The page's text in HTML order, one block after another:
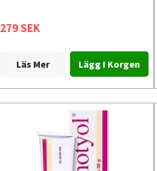
279 SEK
Läs Mer